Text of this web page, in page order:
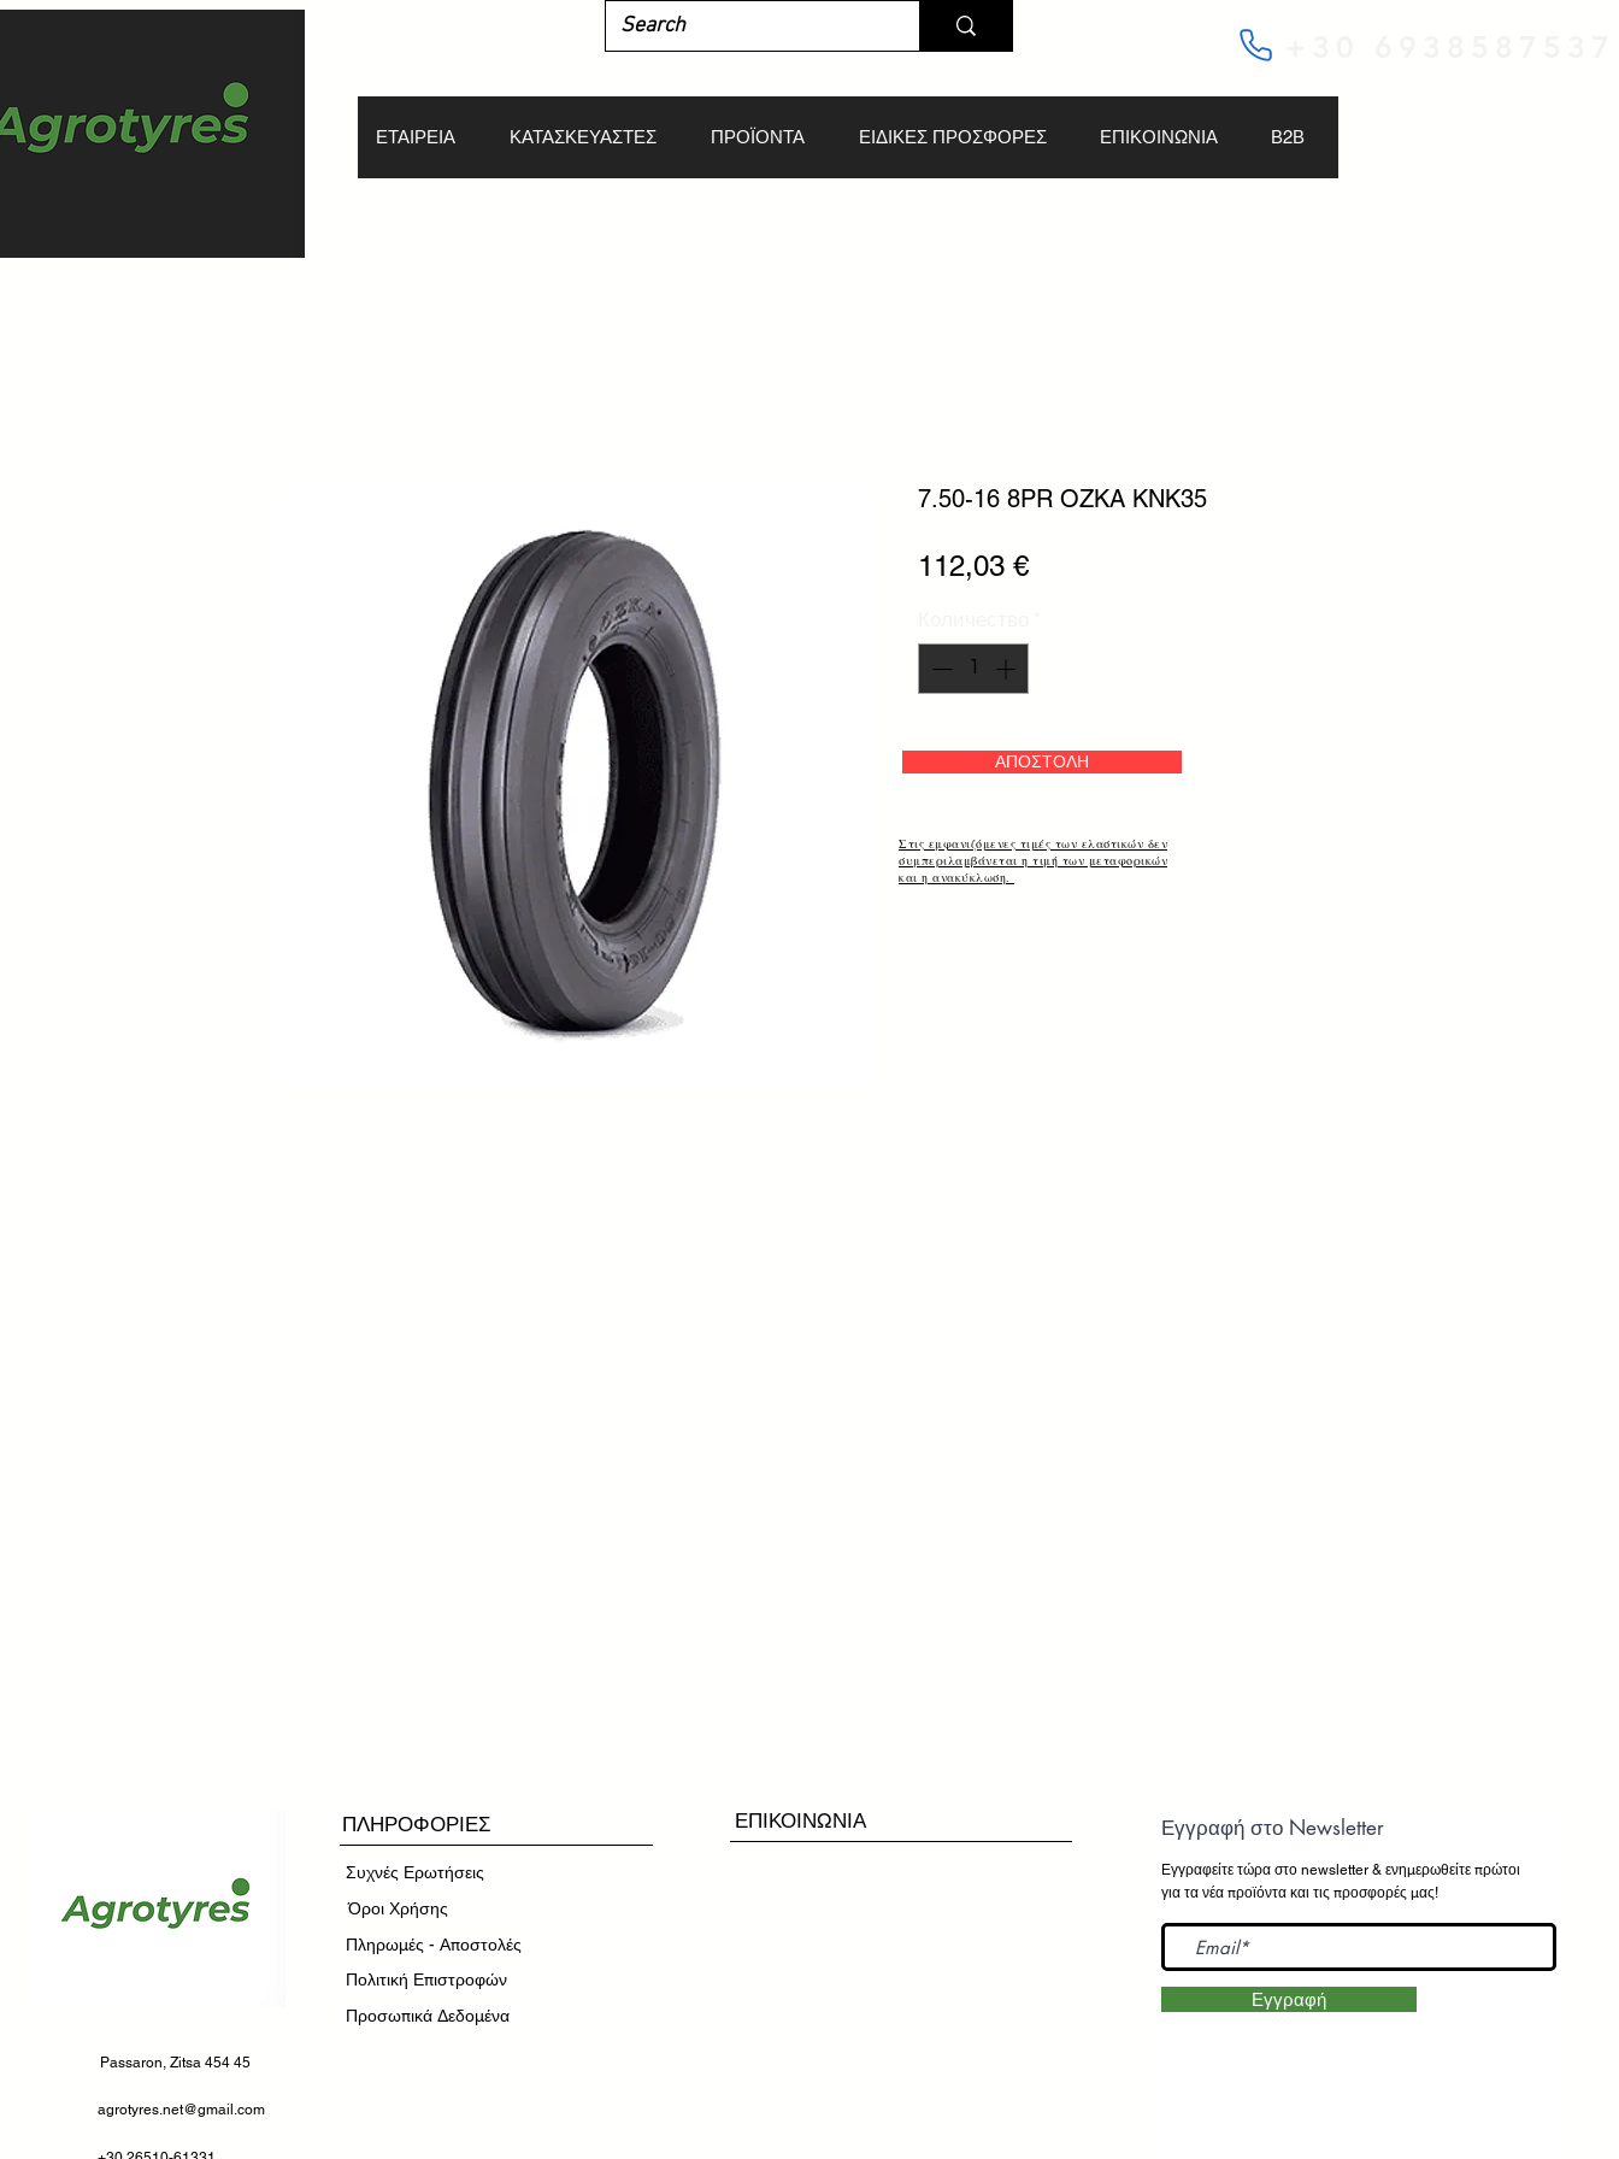
ΕΤΑΙΡΕΙΑ ΚΑΤΑΣΚΕΥΑΣΤΕΣ ΠΡΟΪΟΝΤΑ ΕΙΔΙΚΕΣ ΠΡΟΣΦΟΡΕΣ ΕΠΙΚΟΙΝΩΝΙΑ Β2Β
7.50-16 8PR OZKA KNK35
112,03 €Цена
ΑΠΟΣΤΟΛΗ
Στις εμφανιζόμενες τιμές των ελαστικών δεν
συμπεριλαμβάνεται η τιμή των μεταφορικών
και η ανακύκλωση.
ΠΛΗΡΟΦΟΡΙΕΣ
Συχνές Ερωτήσεις
​Όροι Χρήσης
Πληρωμές - Αποστολές
Πολιτική Επιστροφών
Προσωπικά Δεδομένα
Passaron, Zitsa 454 45
agrotyres.net@gmail.com
ΕΠΙΚΟΙΝΩΝΙΑ Εγγραφή στο Newsletter
Εγγραφείτε τώρα στο newsletter & ενημερωθείτε πρώτοι
για τα νέα προϊόντα και τις προσφορές μας!
Εγγραφή